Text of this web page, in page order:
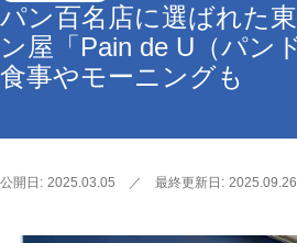
パン百名店に選ばれた
ン屋「Pain de U（パン
食事やモーニングも
公開日: 2025.03.05 ／ 最終更新日: 2025.09.26